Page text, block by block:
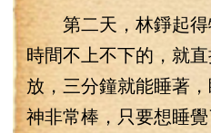
第二天，林錚起得特
時間不上不下的，就
放，三分鐘就能睡著
神非常棒，只要想睡